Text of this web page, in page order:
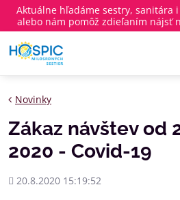
Aktuálne hľadáme sestry, sanitára
alebo nám pomôž zdieľaním nájsť
Novinky
Zákaz návštev od
2020 - Covid-19
Pridané
20.8.2020 15:19:52